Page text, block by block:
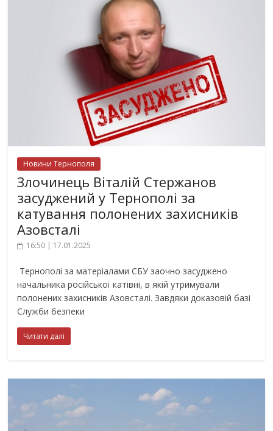
Новини Тернополя
Злочинець Віталій Стержанов
засуджений у Тернополі за
катування полонених захисників
Азовсталі
16:50 | 17.01.2025
Тернополі за матеріалами СБУ заочно засуджено
начальника російської катівні, в якій утримували
полонених захисників Азовсталі. Завдяки доказовій базі
Служби безпеки
Читати далі